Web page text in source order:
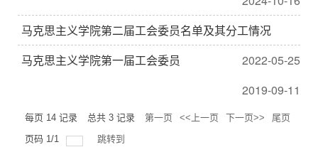
马克思主义学院第二届工会委员名单及其分工情况
2022-05-25
马克思主义学院第一届工会委员
2019-09-11
每页 14 记录 总共 3 记录 第一页 <<上一页 下一页>>
尾页
页码 1/1 跳转到